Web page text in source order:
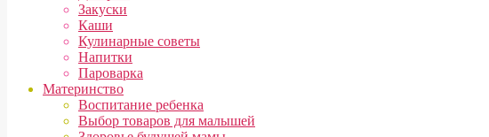
Закуски
Каши
Кулинарные советы
Напитки
Пароварка
Материнство
Воспитание ребенка
Выбор товаров для малышей